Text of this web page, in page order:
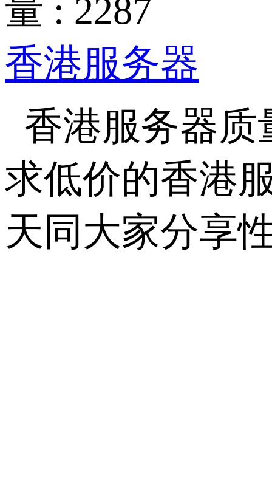
量 : 2287
香港服务器
香港服务器质
求低价的香港
天同大家分享